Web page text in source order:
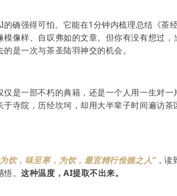
的确强得可怕。它能在1分钟内梳理总结《茶
模像样、自叹弗如的文章。但你有没有想过，
是一次与茶圣陆羽神交的机会。
仅是一部不朽的典籍，还是一个人用一生对
于寺院，历经坎坷，却用大半辈子时间遍访
饮，味至寒，为饮，最宜精行俭德之人”，读
悟。这种温度，AI提取不出来。